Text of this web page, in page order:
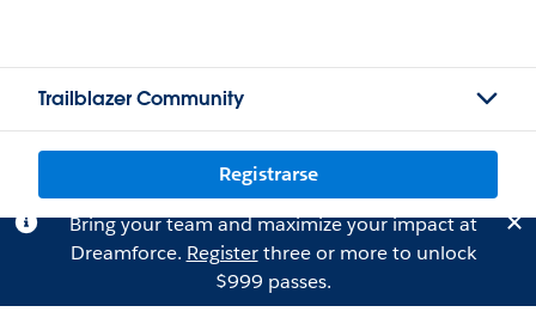
Trailblazer Community
Registrarse
Bring your team and maximize your impact at
Dreamforce. Registerthree or more to unlock
$999 passes.